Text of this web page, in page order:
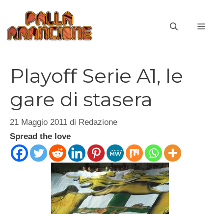
contenuto
Playoff Serie A1, le
gare di stasera
21 Maggio 2011 di Redazione
Spread the love